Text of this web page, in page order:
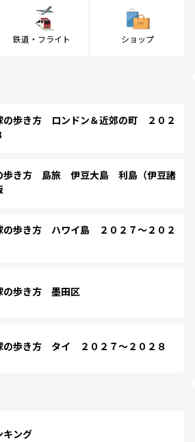
鉄道・フライト ショップ
歩き方 ロンドン＆近郊の町 ２０２
歩き方 島旅 伊豆大島 利島（伊豆諸
歩き方 ハワイ島 ２０２７～２０２
の歩き方 墨田区
歩き方 タイ ２０２７～２０２８
キング